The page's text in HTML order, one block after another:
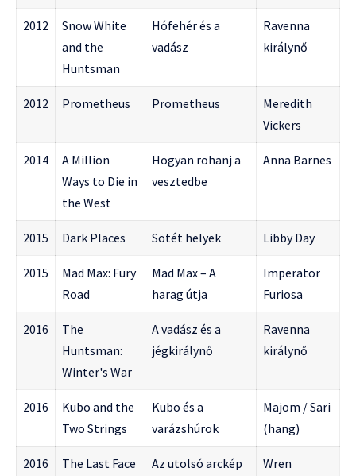
2012
Snow White
and the
Huntsman
Hófehér és a
vadász
Ravenna
királynő
2012 Prometheus Prometheus
Meredith
Vickers
2014
A Million
Ways to Die in
the West
Hogyan rohanj a
vesztedbe
Anna Barnes
2015 Dark Places Sötét helyek Libby Day
2015
Mad Max: Fury
Road
Mad Max – A
harag útja
Imperator
Furiosa
2016
The
Huntsman:
Winter's War
A vadász és a
jégkirálynő
Ravenna
királynő
2016
Kubo and the
Two Strings
Kubo és a
varázshúrok
Majom / Sari
(hang)
2016 The Last Face Az utolsó arckép
Wren